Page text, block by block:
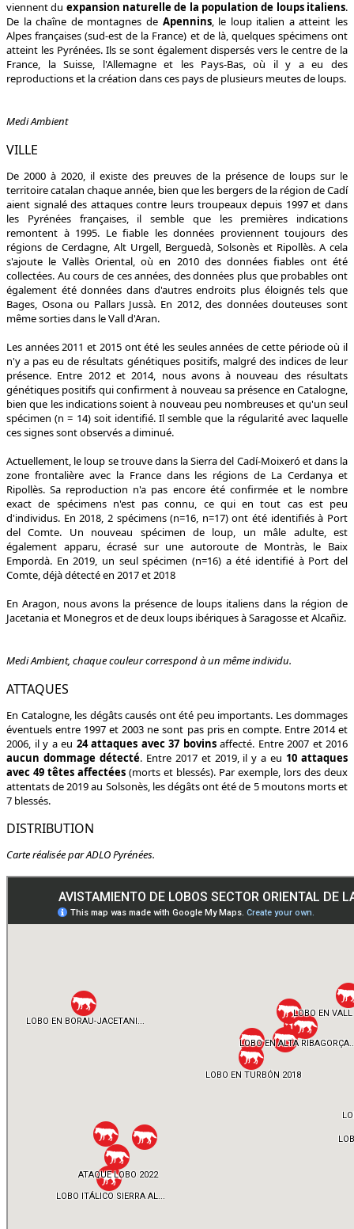
viennent du expansion naturelle de la population de loups italiens.
De la chaîne de montagnes de Apennins, le loup italien a atteint les
Alpes françaises (sud-est de la France) et de là, quelques spécimens ont
atteint les Pyrénées. Ils se sont également dispersés vers le centre de la
France, la Suisse, l'Allemagne et les Pays-Bas, où il y a eu des
reproductions et la création dans ces pays de plusieurs meutes de loups.
Medi Ambient
VILLE
De 2000 à 2020, il existe des preuves de la présence de loups sur le
territoire catalan chaque année, bien que les bergers de la région de Cadí
aient signalé des attaques contre leurs troupeaux depuis 1997 et dans
les Pyrénées françaises, il semble que les premières indications
remontent à 1995. Le fiable les données proviennent toujours des
régions de Cerdagne, Alt Urgell, Berguedà, Solsonès et Ripollès. A cela
s'ajoute le Vallès Oriental, où en 2010 des données fiables ont été
collectées. Au cours de ces années, des données plus que probables ont
également été données dans d'autres endroits plus éloignés tels que
Bages, Osona ou Pallars Jussà. En 2012, des données douteuses sont
même sorties dans le Vall d'Aran.
Les années 2011 et 2015 ont été les seules années de cette période où il
n'y a pas eu de résultats génétiques positifs, malgré des indices de leur
présence. Entre 2012 et 2014, nous avons à nouveau des résultats
génétiques positifs qui confirment à nouveau sa présence en Catalogne,
bien que les indications soient à nouveau peu nombreuses et qu'un seul
spécimen (n = 14) soit identifié. Il semble que la régularité avec laquelle
ces signes sont observés a diminué.
Actuellement, le loup se trouve dans la Sierra del Cadí-Moixeró et dans la
zone frontalière avec la France dans les régions de La Cerdanya et
Ripollès. Sa reproduction n'a pas encore été confirmée et le nombre
exact de spécimens n'est pas connu, ce qui en tout cas est peu
d'individus. En 2018, 2 spécimens (n=16, n=17) ont été identifiés à Port
del Comte. Un nouveau spécimen de loup, un mâle adulte, est
également apparu, écrasé sur une autoroute de Montràs, le Baix
Empordà. En 2019, un seul spécimen (n=16) a été identifié à Port del
Comte, déjà détecté en 2017 et 2018
En Aragon, nous avons la présence de loups italiens dans la région de
Jacetania et Monegros et de deux loups ibériques à Saragosse et Alcañiz.
Medi Ambient, chaque couleur correspond à un même individu.
ATTAQUES
En Catalogne, les dégâts causés ont été peu importants. Les dommages
éventuels entre 1997 et 2003 ne sont pas pris en compte. Entre 2014 et
2006, il y a eu 24 attaques avec 37 bovinsaffecté. Entre 2007 et 2016
aucun dommage détecté. Entre 2017 et 2019, il y a eu 10 attaques
avec 49 têtes affectées (morts et blessés). Par exemple, lors des deux
attentats de 2019 au Solsonès, les dégâts ont été de 5 moutons morts et
7 blessés.
DISTRIBUTION
Carte réalisée par ADLO Pyrénées.